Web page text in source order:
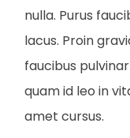
nulla. Purus
lacus. Proin
faucibus
quam id leo in
amet cursus.